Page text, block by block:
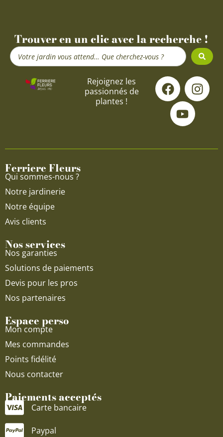
Trouver en un clic avec la recherche !
Search
...
Rejoignez les
passionnés de
plantes !
F
a
c
e
o
I
n
s
g
Y
o
u
t
u
b
Ferriere Fleurs
Qui sommes-nous ?
Notre jardinerie
Notre équipe
Avis clients
Nos services
Nos garanties
Solutions de paiements
Devis pour les pros
Nos partenaires
Espace perso
Mon compte
Mes commandes
Points fidélité
Nous contacter
Paiements acceptés
Carte bancaire
Paypal